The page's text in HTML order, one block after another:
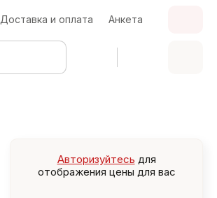
Доставка и оплата Анкета
Авторизуйтесь для
отображения цены для вас